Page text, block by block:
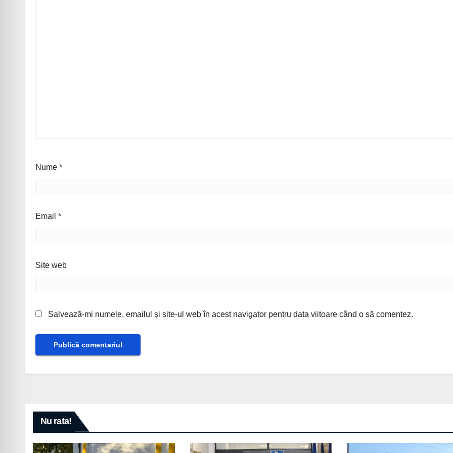
Nume *
Email *
Site web
Salvează-mi numele, emailul și site-ul web în acest navigator pentru data viitoare când o să comentez.
Nu rata!